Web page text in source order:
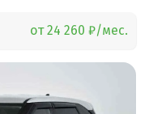
от 24 260 ₽/мес.